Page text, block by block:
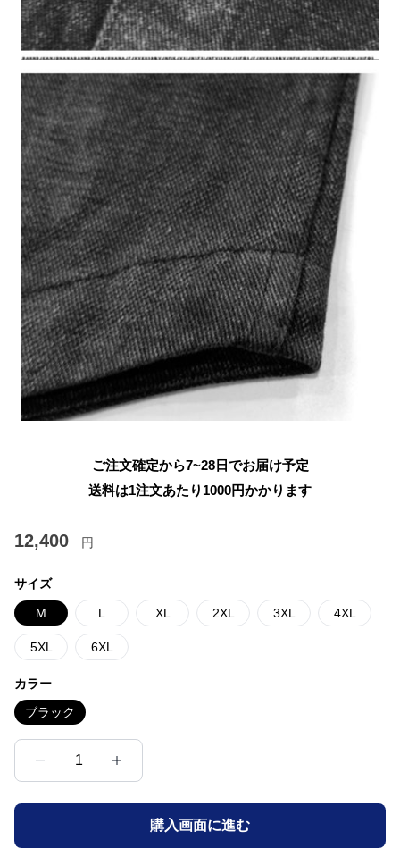
ご注文確定から7~28日でお届け予定
送料は1注文あたり 1000円かかります
12,400 円
サイズ
M L XL 2XL 3XL 4XL
5XL 6XL
カラー
ブラック
1
購入画面に進む